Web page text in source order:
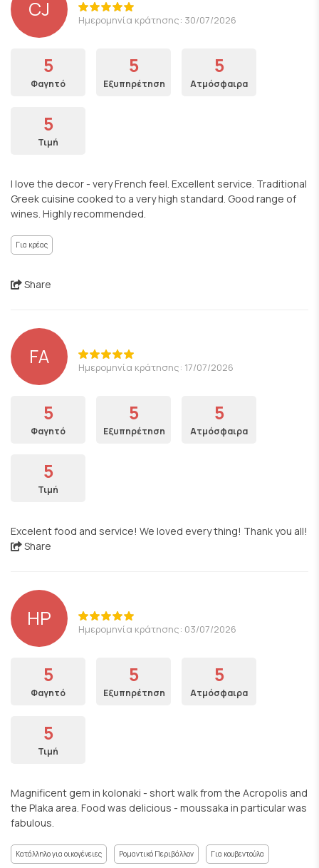
CJ Ημερομηνία κράτησης: 30/07/2026
5
Φαγητό
5
Εξυπηρέτηση
5
Ατμόσφαιρα
5
Τιμή
I love the decor - very French feel. Excellent service. Traditional
Greek cuisine cooked to a very high standard. Good range of
wines. Highly recommended.
Για κρέας
Share
FA Ημερομηνία κράτησης: 17/07/2026
5
Φαγητό
5
Εξυπηρέτηση
5
Ατμόσφαιρα
5
Τιμή
Excelent food and service! We loved every thing! Thank you all!
Share
HP Ημερομηνία κράτησης: 03/07/2026
5
Φαγητό
5
Εξυπηρέτηση
5
Ατμόσφαιρα
5
Τιμή
Magnificent gem in kolonaki - short walk from the Acropolis and
the Plaka area. Food was delicious - moussaka in particular was
fabulous.
Κατάλληλο για οικογένειες Ρομαντικό Περιβάλλον Για κουβεντούλα